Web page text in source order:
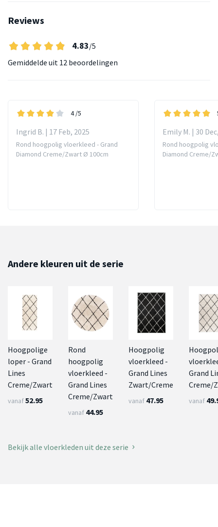
Reviews
4.83/5
Gemiddelde uit 12 beoordelingen
4 /5
Ingrid B. | 17 Feb, 2025
Rond hoogpolig vloerkleed - Grand
Diamond Creme/Zwart Ø 100cm
Emily M. | 30
Rond hoogpolig
Diamond Creme/
Andere kleuren uit de serie
Hoogpolige
loper - Grand
Lines
Creme/Zwart
vanaf52.95
Rond
hoogpolig
vloerkleed -
Grand Lines
Creme/Zwart
vanaf 44.95
Hoogpolig
vloerkleed -
Grand Lines
Zwart/Creme
vanaf 47.95
Grand
Creme/
vanaf
Bekijk alle vloerkleden uit deze serie